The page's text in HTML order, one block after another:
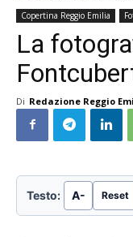
Copertina Reggio Emilia
La
Di Redazione Reggio
Testo: A- Reset